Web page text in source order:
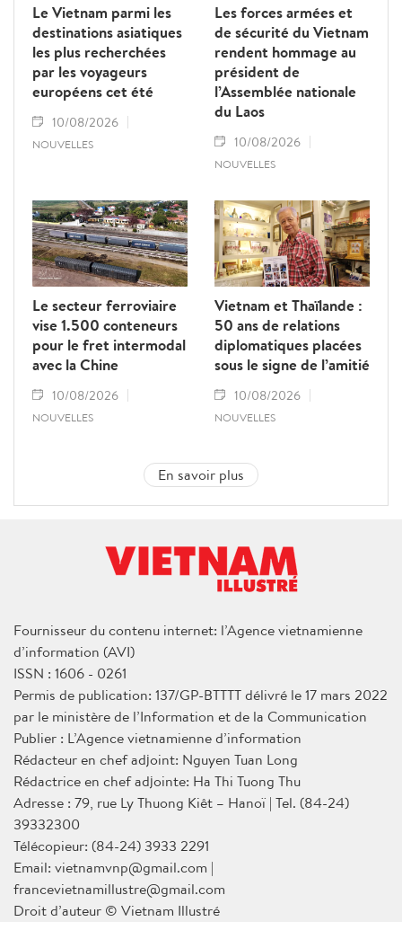
Le Vietnam parmi les
destinations asiatiques
les plus recherchées
par les voyageurs
européens cet été
10/08/2026
NOUVELLES
Les forces armées et
de sécurité du Vietnam
rendent hommage au
président de
l’Assemblée nationale
du Laos
10/08/2026
NOUVELLES
Le secteur ferroviaire
vise 1.500 conteneurs
pour le fret intermodal
avec la Chine
10/08/2026
NOUVELLES
Vietnam et Thaïlande :
50 ans de relations
diplomatiques placées
sous le signe de l’amitié
10/08/2026
NOUVELLES
En savoir plus
Fournisseur du contenu internet: l’Agence vietnamienne
d’information (AVI)
ISSN : 1606 - 0261
Permis de publication: 137/GP-BTTTT délivré le 17 mars 2022
par le ministère de l’Information et de la Communication
Publier : L’Agence vietnamienne d’information
Rédacteur en chef adjoint: Nguyen Tuan Long
Rédactrice en chef adjointe: Ha Thi Tuong Thu
Adresse : 79, rue Ly Thuong Kiêt – Hanoï | Tel. (84-24)
39332300
Télécopieur: (84-24) 3933 2291
Email: vietnamvnp@gmail.com |
francevietnamillustre@gmail.com
Droit d’auteur © Vietnam Illustré